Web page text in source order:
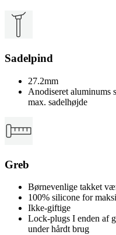
Sadelpind
27.2mm
Anodiseret aluminums
max. sadelhøjde
Greb
Børnevenlige takket
100% silicone for
Ikke-giftige
Lock-plugs I enden af
under hårdt brug